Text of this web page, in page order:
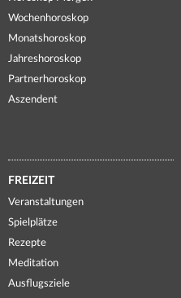
Wochenhoroskop
Monatshoroskop
Jahreshoroskop
Partnerhoroskop
Aszendent
FREIZEIT
Veranstaltungen
Spielplätze
Rezepte
Meditation
Ausflugsziele